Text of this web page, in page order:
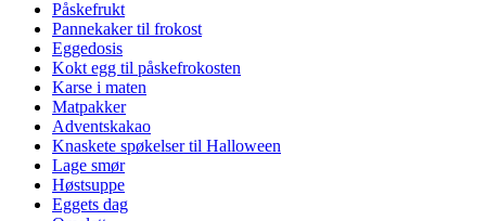
Påskefrukt
Pannekaker til frokost
Eggedosis
Kokt egg til påskefrokosten
Karse i maten
Matpakker
Adventskakao
Knaskete spøkelser til Halloween
Lage smør
Høstsuppe
Eggets dag